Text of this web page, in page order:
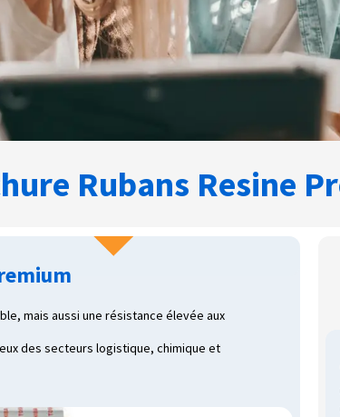
Rubans Resine
mais aussi une résistance élevée aux
des secteurs logistique, chimique et